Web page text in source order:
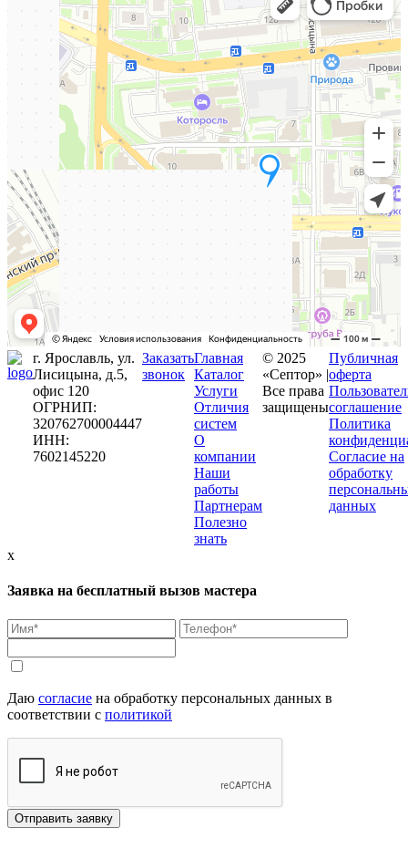
г. Ярославль, ул.
Лисицына, д.5,
офис 120
ОГРНИП:
320762700004447
ИНН:
7602145220
Заказать
звонок
Главная
Каталог
Услуги
Отличия
систем
О
компании
Наши
работы
Партнерам
Полезно
знать
© 2025
«Септор» |
Все права
защищены
Публичная
оферта
соглашение
Политика
Согласие на
обработку
данных
x
Заявка на бесплатный вызов мастера
Даю согласие на обработку персональных данных в
соответствии с политикой
Отправить заявку